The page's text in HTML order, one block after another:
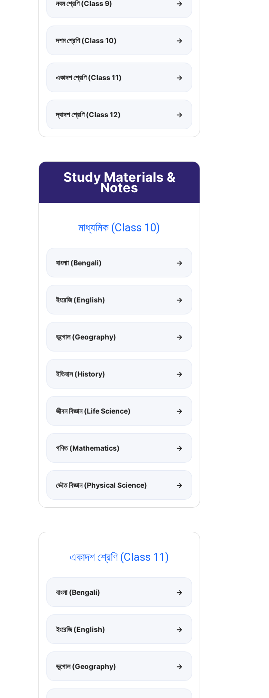
নবম শ্রেণি (Class 9) →
দশম শ্রেণি (Class 10) →
একাদশ শ্রেণি (Class 11) →
দ্বাদশ শ্রেণি (Class 12) →
Study Materials &
Notes
মাধ্যমিক (Class 10)
বাংলাা (Bengali) →
ইংরেজি (English) →
ভূগোল (Geography) →
ইতিহাস (History) →
জীবন বিজ্ঞান (Life Science) →
গণিত (Mathematics) →
ভৌত বিজ্ঞান (Physical Science) →
একাদশ শ্রেণি (Class 11)
বাংলা (Bengali) →
ইংরেজি (English) →
ভূগোল (Geography) →